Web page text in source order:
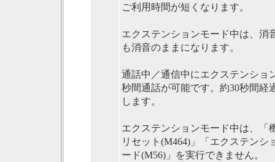
ご利用時間が短くなります。
エクステンションモード中は、消
も消音のままになります。
通話中／通信中にエクステンショ
秒間通話が可能です。約30秒間経
します。
エクステンションモード中は、「
リセット(M464)」「エクステンシ
ード(M56)」を実行できません。